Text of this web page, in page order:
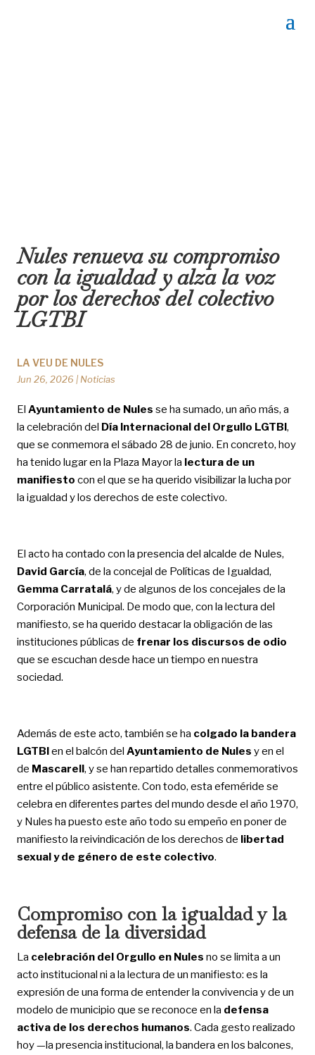
Nules renueva su compromiso
con la igualdad y alza la voz
por los derechos del colectivo
LGTBI
LA VEU DE NULES
Jun 26, 2026 | Noticias
El Ayuntamiento de Nules se ha sumado, un año más, a
la celebración del Día Internacional del Orgullo LGTBI,
que se conmemora el sábado 28 de junio. En concreto, hoy
ha tenido lugar en la Plaza Mayor la lectura de un
manifiesto con el que se ha querido visibilizar la lucha por
la igualdad y los derechos de este colectivo.
El acto ha contado con la presencia del alcalde de Nules,
David García, de la concejal de Políticas de Igualdad,
Gemma Carratalá, y de algunos de los concejales de la
Corporación Municipal. De modo que, con la lectura del
manifiesto, se ha querido destacar la obligación de las
instituciones públicas de frenar los discursos de odio
que se escuchan desde hace un tiempo en nuestra
sociedad.
Además de este acto, también se ha colgado la bandera
LGTBIen el balcón del Ayuntamiento de Nules y en el
de Mascarell, y se han repartido detalles conmemorativos
entre el público asistente. Con todo, esta efeméride se
celebra en diferentes partes del mundo desde el año 1970,
y Nules ha puesto este año todo su empeño en poner de
manifiesto la reivindicación de los derechos de libertad
sexual y de género de este colectivo.
Compromiso con la igualdad y la
defensa de la diversidad
La celebración del Orgullo en Nules no se limita a un
acto institucional ni a la lectura de un manifiesto: es la
expresión de una forma de entender la convivencia y de un
modelo de municipio que se reconoce en la defensa
activa de los derechos humanos. Cada gesto realizado
hoy —la presencia institucional, la bandera en los balcones,